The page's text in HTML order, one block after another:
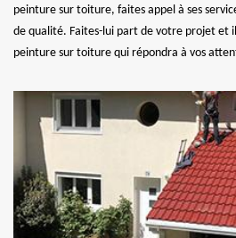
peinture sur toiture, faites appel à ses
de qualité. Faites-lui part de votre projet et
peinture sur toiture qui répondra à vos